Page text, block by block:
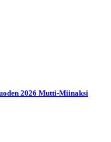
2026 Mutti-Miinaksi